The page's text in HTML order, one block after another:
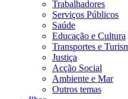
Trabalhadores
Serviços Públicos
Saúde
Educação e Cultura
Transportes e
Justiça
Acção Social
Ambiente e Mar
Outros temas